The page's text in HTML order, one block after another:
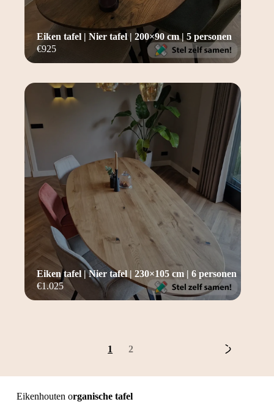
€925
Eiken tafel | Nier tafel | 200×90 cm | 5 personen
€1.025
Eiken tafel | Nier tafel | 230×105 cm | 6 personen
1 2
Eikenhouten organische tafel